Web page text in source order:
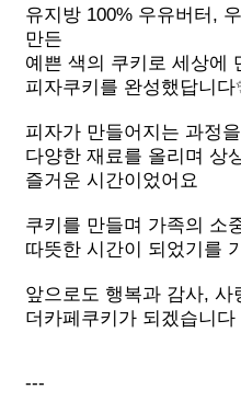
유지방 100% 우유버터,
만든
예쁜 색의 쿠키로 세상에
피자쿠키를 완성했답니다
피자가 만들어지는 과정을
다양한 재료를 올리며 상
즐거운 시간이었어요
쿠키를 만들며 가족의 소
따뜻한 시간이 되었기를
앞으로도 행복과 감사, 사
더카페쿠키가 되겠습니다
---